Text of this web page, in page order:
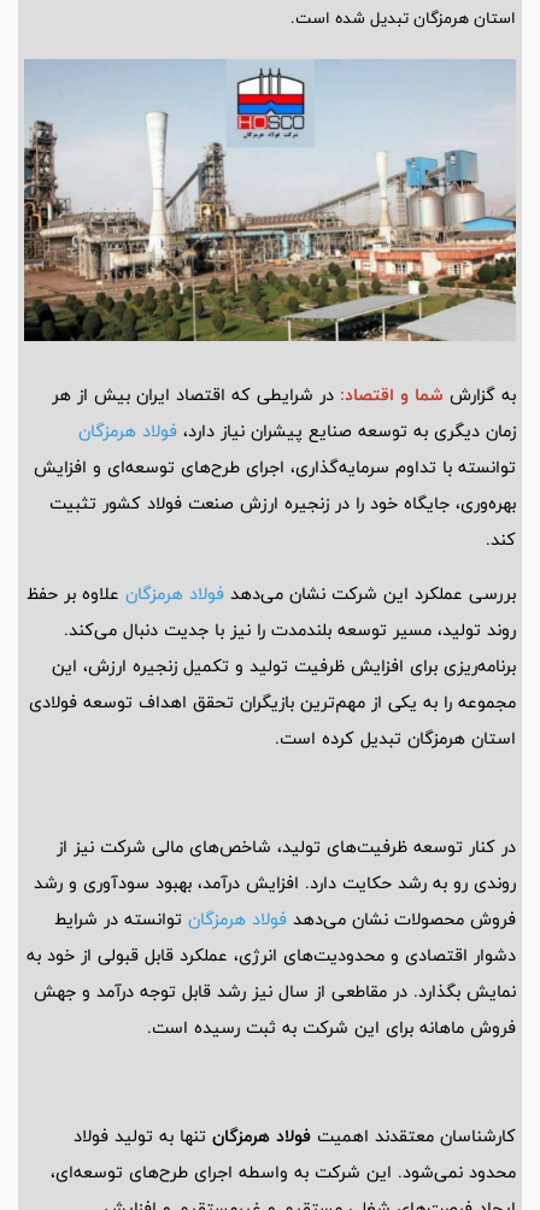
استان هرمزگان تبدیل شده است.
به گزارش شما و اقتصاد: در شرایطی که اقتصاد ایران بیش از هر
زمان دیگری به توسعه صنایع پیشران نیاز دارد، فولاد هرمزگان
توانسته با تداوم سرمایه‌گذاری، اجرای طرح‌های توسعه‌ای و افزایش
بهره‌وری، جایگاه خود را در زنجیره ارزش صنعت فولاد کشور تثبیت
کند.
بررسی عملکرد این شرکت نشان می‌دهد فولاد هرمزگان علاوه بر حفظ
روند تولید، مسیر توسعه بلندمدت را نیز با جدیت دنبال می‌کند.
برنامه‌ریزی برای افزایش ظرفیت تولید و تکمیل زنجیره ارزش، این
مجموعه را به یکی از مهم‌ترین بازیگران تحقق اهداف توسعه فولادی
استان هرمزگان تبدیل کرده است.
در کنار توسعه ظرفیت‌های تولید، شاخص‌های مالی شرکت نیز از
روندی رو به رشد حکایت دارد. افزایش درآمد، بهبود سودآوری و رشد
فروش محصولات نشان می‌دهد فولاد هرمزگان توانسته در شرایط
دشوار اقتصادی و محدودیت‌های انرژی، عملکرد قابل قبولی از خود به
نمایش بگذارد. در مقاطعی از سال نیز رشد قابل توجه درآمد و جهش
فروش ماهانه برای این شرکت به ثبت رسیده است.
کارشناسان معتقدند اهمیت فولاد هرمزگان تنها به تولید فولاد
محدود نمی‌شود. این شرکت به واسطه اجرای طرح‌های توسعه‌ای،